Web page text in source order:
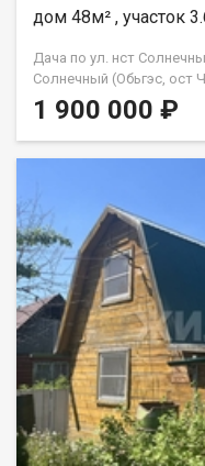
дом 48м² , участок
Дача по ул. нст
Солнечный (Обьгэс, ост
пешком, автобус ходит
из кирпича (6*4м),
дерева. Дом теплый,
крепкая удобная
ухоженный (3,7 сотки) с
есть 2 теплицы, около
брусчатки для парковки
скважина. Общество
дороги зимой чистят. На
открытие с пульта или
замена
море, Чемской бор и
собственник, долгов и
вашу недвижимость.
звонке, пожалуйста,
JV008054199043.
1 900 000 ₽